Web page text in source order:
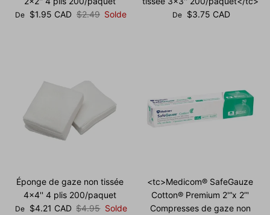
Prix soldé
De $1.95 CAD Prix habituel
$2.49 Solde
Prix habituel
De $3.75 CAD
Éponge de gaze non tissée
4x4'' 4 plis 200/paquet
Prix soldé
De $4.21 CAD Prix habituel
$4.95 Solde
<tc>Medicom® SafeGauze
Cotton® Premium 2'“x 2”'
Compresses de gaze non